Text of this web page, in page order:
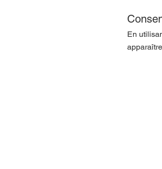
En